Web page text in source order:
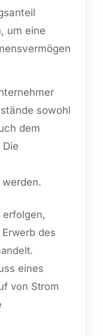
um eine
sowohl
dem
erfolgen,
des
eines
von Strom